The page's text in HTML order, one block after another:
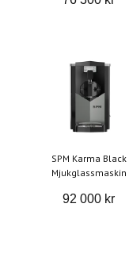
SPM Karma Black
Mjukglassmaskin
92 000 kr